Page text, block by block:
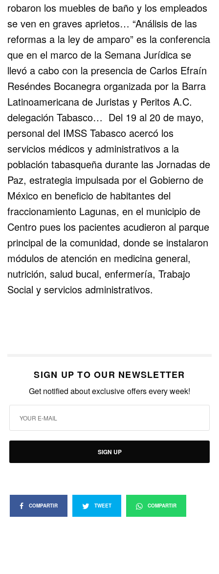
robaron los muebles de baño y los empleados
se ven en graves aprietos… “Análisis de las
reformas a la ley de amparo” es la conferencia
que en el marco de la Semana Jurídica se
llevó a cabo con la presencia de Carlos Efraín
Reséndes Bocanegra organizada por la Barra
Latinoamericana de Juristas y Peritos A.C.
delegación Tabasco… Del 19 al 20 de mayo,
personal del IMSS Tabasco acercó los
servicios médicos y administrativos a la
población tabasqueña durante las Jornadas de
Paz, estrategia impulsada por el Gobierno de
México en beneficio de habitantes del
fraccionamiento Lagunas, en el municipio de
Centro pues los pacientes acudieron al parque
principal de la comunidad, donde se instalaron
módulos de atención en medicina general,
nutrición, salud bucal, enfermería, Trabajo
Social y servicios administrativos.
SIGN UP TO OUR NEWSLETTER
Get notified about exclusive offers every week!
SIGN UP
COMPARTIR TWEET COMPARTIR